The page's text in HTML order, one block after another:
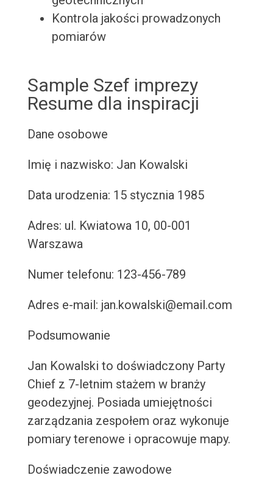
Kontrola jakości prowadzonych
pomiarów
Sample Szef imprezy
Resume dla inspiracji
Dane osobowe
Imię i nazwisko: Jan Kowalski
Data urodzenia: 15 stycznia 1985
Adres: ul. Kwiatowa 10, 00-001
Warszawa
Numer telefonu: 123-456-789
Adres e-mail: jan.kowalski@email.com
Podsumowanie
Jan Kowalski to doświadczony Party
Chief z 7-letnim stażem w branży
geodezyjnej. Posiada umiejętności
zarządzania zespołem oraz wykonuje
pomiary terenowe i opracowuje mapy.
Doświadczenie zawodowe